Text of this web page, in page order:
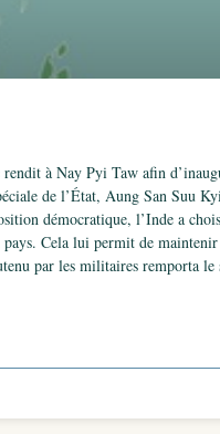
à Nay Pyi Taw afin
de l’État, Aung San Suu
démocratique, l’Inde a
Cela lui permit de
par les militaires remporta